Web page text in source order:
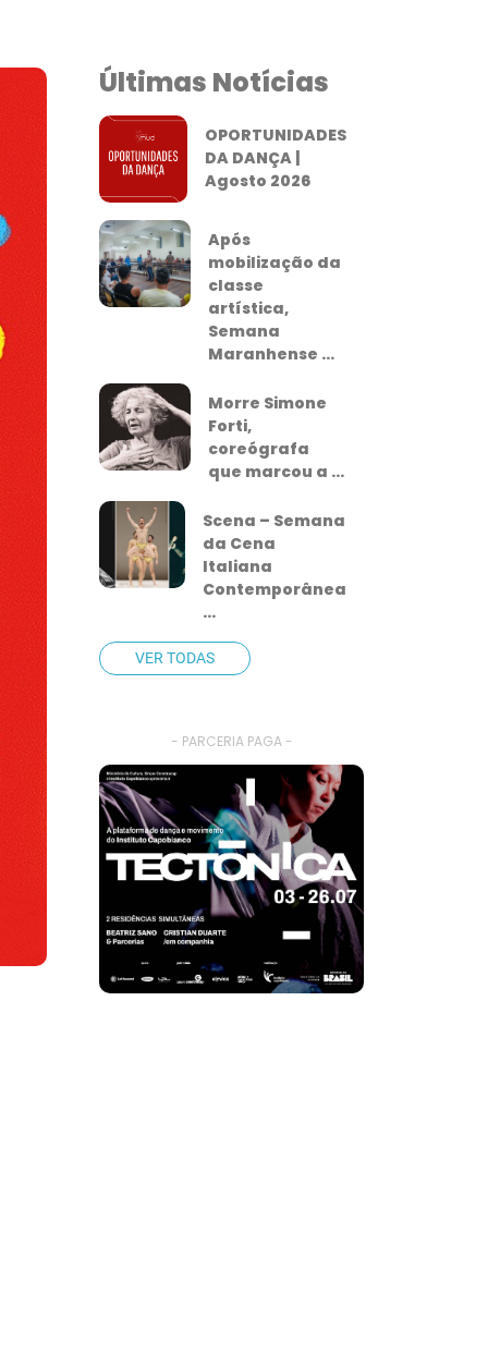
Últimas Notícias
OPORTUNIDADES
DA DANÇA |
Agosto 2026
Após
mobilização da
classe
artística,
Semana
Maranhense ...
Morre Simone
Forti,
coreógrafa
que marcou a ...
Scena – Semana
da Cena
Italiana
Contemporânea
...
VER TODAS
- PARCERIA PAGA -